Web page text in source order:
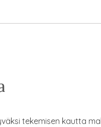
tekemisen kautta